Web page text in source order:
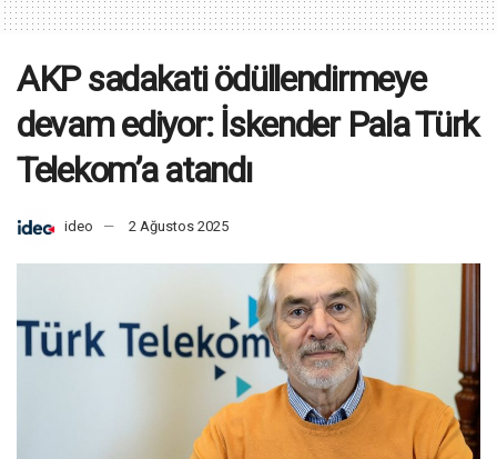
AKP sadakati ödüllendirmeye
devam ediyor: İskender Pala Türk
Telekom’a atandı
ideo 2 Ağustos 2025